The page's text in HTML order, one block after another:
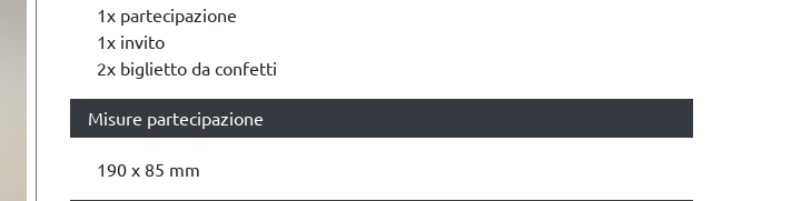
1x partecipazione
1x invito
2x biglietto da confetti
Misure partecipazione
190 x 85 mm